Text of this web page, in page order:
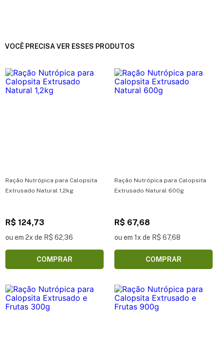
VOCÊ PRECISA VER ESSES PRODUTOS
Ração Nutrópica para Calopsita
Extrusado Natural 1,2kg
R$ 124,73
ou em 2x de R$ 62,36
COMPRAR
Ração Nutrópica para Calopsita
Extrusado Natural 600g
R$ 67,68
ou em 1x de R$ 67,68
COMPRAR